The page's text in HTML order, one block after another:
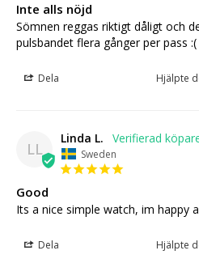
Inte alls nöjd
Sömnen reggas riktigt dåligt och
pulsbandet flera gånger per pass :(
Dela Hjälpte
LL
Linda L.
Sweden
Good
Its a nice simple watch, im happy
Dela Hjälpte